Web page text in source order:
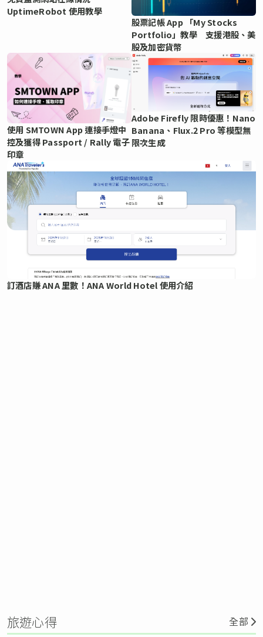
UptimeRobot 使用教學
股票記帳 App 「My Stocks
Portfolio」教學 支援港股、美
股及加密貨幣
使用 SMTOWN App 連接手燈中
控及獲得 Passport / Rally 電子
印章
Adobe Firefly 限時優惠！Nano
Banana、Flux.2 Pro 等模型無
限次生成
訂酒店賺 ANA 里數！ANA World Hotel 使用介紹
旅遊心得 全部